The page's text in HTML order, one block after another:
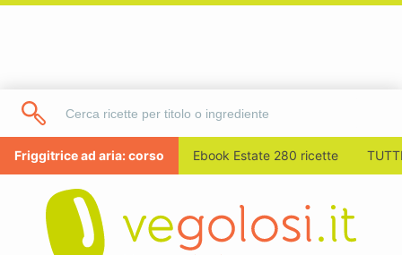
Friggitrice ad aria: corso Ebook Estate 280 ricette